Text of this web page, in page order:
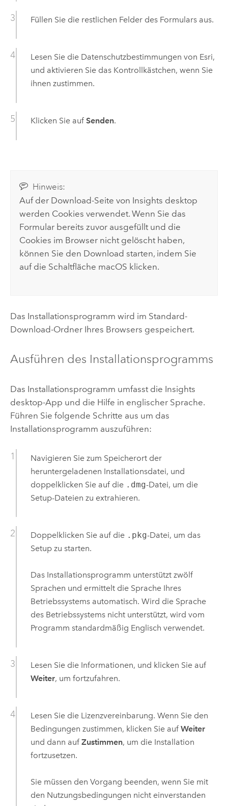
Füllen Sie die restlichen Felder des Formulars aus.
Lesen Sie die Datenschutzbestimmungen von Esri,
und aktivieren Sie das Kontrollkästchen, wenn Sie
ihnen zustimmen.
Klicken Sie auf Senden.
Hinweis:
Auf der Download-Seite von Insights desktop
werden Cookies verwendet. Wenn Sie das
Formular bereits zuvor ausgefüllt und die
Cookies im Browser nicht gelöscht haben,
können Sie den Download starten, indem Sie
auf die Schaltfläche macOS klicken.
Das Installationsprogramm wird im Standard-
Download-Ordner Ihres Browsers gespeichert.
Ausführen des Installationsprogramms
Das Installationsprogramm umfasst die Insights
desktop-App und die Hilfe in englischer Sprache.
Führen Sie folgende Schritte aus um das
Installationsprogramm auszuführen:
Navigieren Sie zum Speicherort der
heruntergeladenen Installationsdatei, und
doppelklicken Sie auf die .dmg-Datei, um die
Setup-Dateien zu extrahieren.
Doppelklicken Sie auf die .pkg-Datei, um das
Setup zu starten.
Das Installationsprogramm unterstützt zwölf
Sprachen und ermittelt die Sprache Ihres
Betriebssystems automatisch. Wird die Sprache
des Betriebssystems nicht unterstützt, wird vom
Programm standardmäßig Englisch verwendet.
Lesen Sie die Informationen, und klicken Sie auf
Weiter, um fortzufahren.
Lesen Sie die Lizenzvereinbarung. Wenn Sie den
Bedingungen zustimmen, klicken Sie auf Weiter
und dann auf Zustimmen, um die Installation
fortzusetzen.
Sie müssen den Vorgang beenden, wenn Sie mit
den Nutzungsbedingungen nicht einverstanden